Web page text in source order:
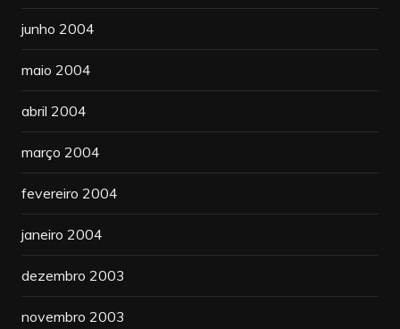
junho 2004
maio 2004
abril 2004
março 2004
fevereiro 2004
janeiro 2004
dezembro 2003
novembro 2003